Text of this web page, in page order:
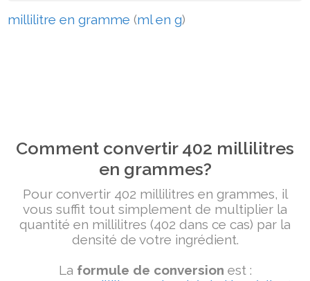
millilitre en gramme (ml en g)
Comment convertir 402 millilitres
en grammes?
Pour convertir 402 millilitres en grammes, il
vous suffit tout simplement de multiplier la
quantité en millilitres (402 dans ce cas) par la
densité de votre ingrédient.
La formule de conversion est :